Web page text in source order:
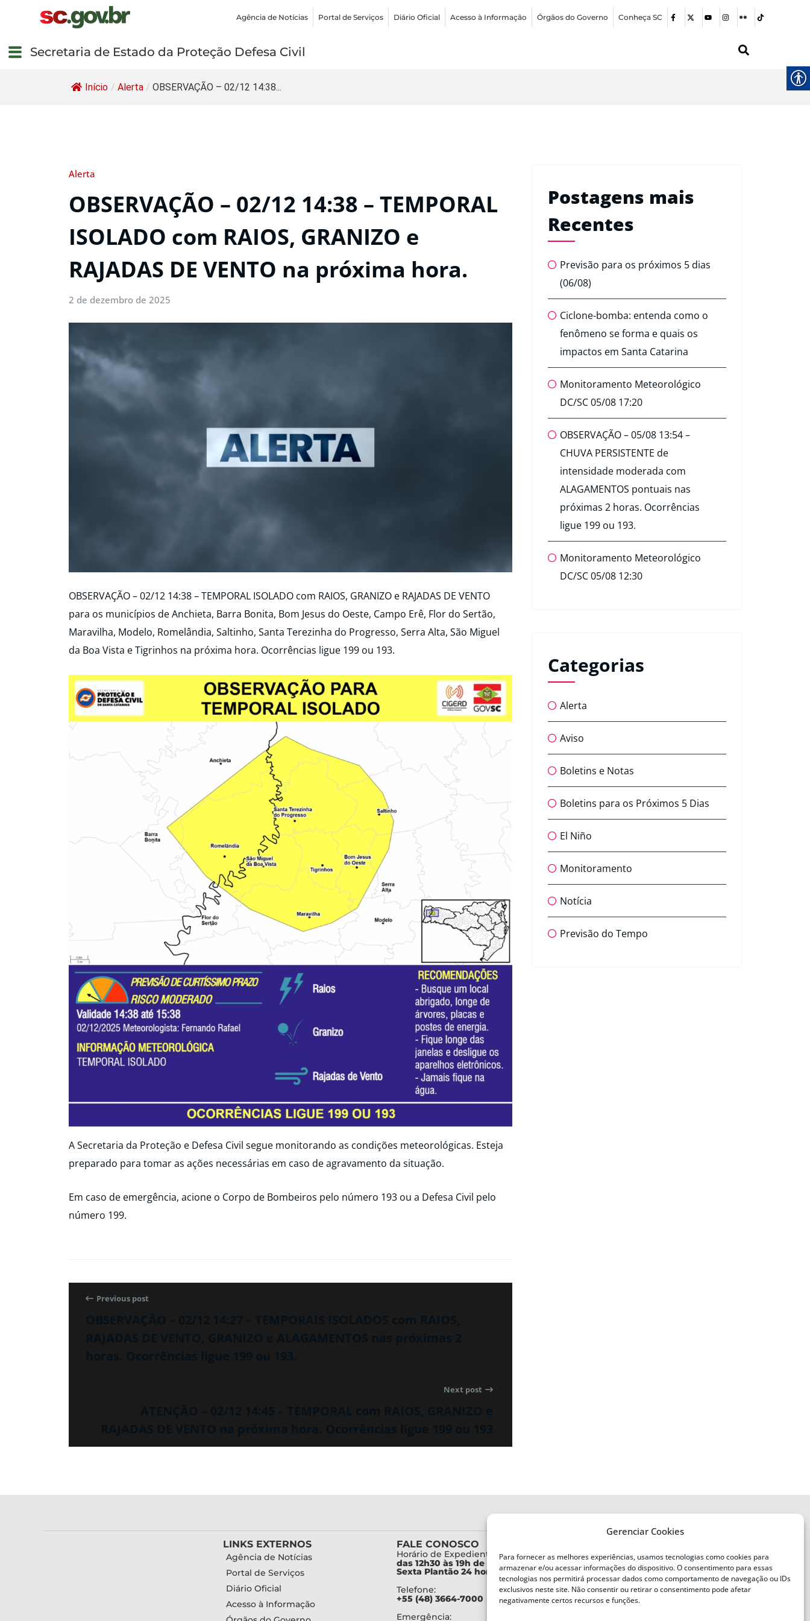
Gerenciar Cookies
Para fornecer as melhores experiências, usamos tecnologias como cookies para
armazenar e/ou acessar informações do dispositivo. O consentimento para essas
tecnologias nos permitirá processar dados como comportamento de navegação ou IDs
exclusivos neste site. Não consentir ou retirar o consentimento pode afetar
negativamente certos recursos e funções.
Agência de Notícias Portal de Serviços Diário Oficial Acesso à Informação Órgãos do Governo Conheça SC
Secretaria de Estado da Proteção Defesa Civil
Início / Alerta / OBSERVAÇÃO – 02/12 14:38...
Alerta
OBSERVAÇÃO – 02/12 14:38 – TEMPORAL
ISOLADO com RAIOS, GRANIZO e
RAJADAS DE VENTO na próxima hora.
2 de dezembro de 2025
OBSERVAÇÃO – 02/12 14:38 – TEMPORAL ISOLADO com RAIOS, GRANIZO e RAJADAS DE VENTO
para os municípios de Anchieta, Barra Bonita, Bom Jesus do Oeste, Campo Erê, Flor do Sertão,
Maravilha, Modelo, Romelândia, Saltinho, Santa Terezinha do Progresso, Serra Alta, São Miguel
da Boa Vista e Tigrinhos na próxima hora. Ocorrências ligue 199 ou 193.
A Secretaria da Proteção e Defesa Civil segue monitorando as condições meteorológicas. Esteja
preparado para tomar as ações necessárias em caso de agravamento da situação.
Em caso de emergência, acione o Corpo de Bombeiros pelo número 193 ou a Defesa Civil pelo
número 199.
Previous post
Next post
Postagens mais
Recentes
Previsão para os próximos 5 dias
(06/08)
Ciclone-bomba: entenda como o
fenômeno se forma e quais os
impactos em Santa Catarina
Monitoramento Meteorológico
DC/SC 05/08 17:20
OBSERVAÇÃO – 05/08 13:54 –
CHUVA PERSISTENTE de
intensidade moderada com
ALAGAMENTOS pontuais nas
próximas 2 horas. Ocorrências
ligue 199 ou 193.
Monitoramento Meteorológico
DC/SC 05/08 12:30
Categorias
Alerta
Aviso
Boletins e Notas
Boletins para os Próximos 5 Dias
El Niño
Monitoramento
Notícia
Previsão do Tempo
LINKS EXTERNOS
Agência de Notícias
Portal de Serviços
Diário Oficial
Acesso à Informação
FALE CONOSCO
Horário de Expediente:
das 12h30 às 19h de Segunda a
Sexta Plantão 24 horas diariamente
Telefone:
+55 (48) 3664-7000
Emergência:
Defesa Civil do Estado de Santa
Catarina
Av. Ivo Silveira, nº 2320
Bairro:
Capoeiras, Florianópolis, SC